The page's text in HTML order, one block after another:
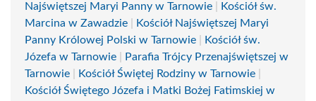
Najświętszej Maryi Panny w Tarnowie
Kościół św.
Marcina w Zawadzie
Kościół Najświętszej Maryi
Panny Królowej Polski w Tarnowie
Kościół św.
Józefa w Tarnowie
Parafia Trójcy Przenajświętszej w
Tarnowie
Kościół Świętej Rodziny w Tarnowie
Kościół Świętego Józefa i Matki Bożej Fatimskiej w